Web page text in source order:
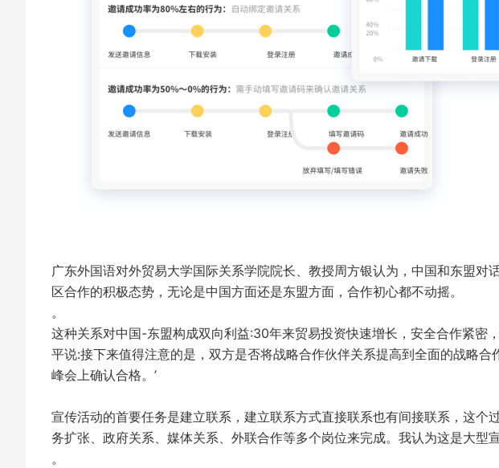
广东外国语对外贸易大学国际关系学院院长、教授周方银认为，中国和东盟对
区合作的积极态势，无论是中国方面还是东盟方面，合作初心都不动摇。
。
这种关系对中国-东盟构成双向利益:30年来贸易投资快速增长，安全合作紧密
平说:接下来值得注意的是，双方是否将战略合作伙伴关系提高到全面的战略
峰会上确认合格。’
宣传活动的首要任务是建立联系，建立联系方式直接联系也有间接联系，这个
务扩张、政府关系、媒体关系、外联合作等多个岗位来完成。我认为这是大型
。